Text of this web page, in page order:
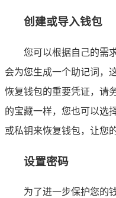
创建或导入钱包
您可以根据自己的需
会为您生成一个助记词，
恢复钱包的重要凭证，请
的宝藏一样，您也可以选
或私钥来恢复钱包，让您
设置密码
为了进一步保护您的